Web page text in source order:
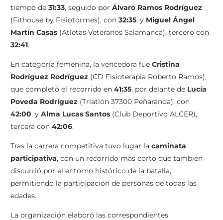
tiempo de 31:33, seguido por Álvaro Ramos Rodríguez
(Fithouse by Fisiotormes), con 32:35, y Miguel Ángel
Martín Casas (Atletas Veteranos Salamanca), tercero con
32:41.
En categoría femenina, la vencedora fue Cristina
Rodríguez Rodríguez (CD Fisioterapia Roberto Ramos),
que completó el recorrido en 41:35, por delante de Lucía
Poveda Rodríguez (Triatlón 37300 Peñaranda), con
42:00, y Alma Lucas Santos (Club Deportivo ALCER),
tercera con 42:06.
Tras la carrera competitiva tuvo lugar la caminata
participativa, con un recorrido más corto que también
discurrió por el entorno histórico de la batalla,
permitiendo la participación de personas de todas las
edades.
La organización elaboró las correspondientes